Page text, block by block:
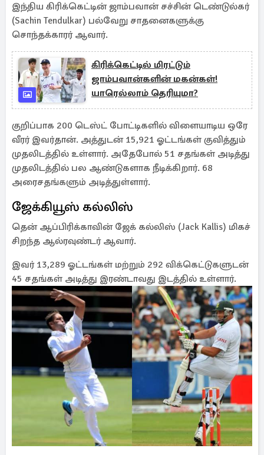
இந்திய கிரிக்கெட்டின் ஜாம்பவான் சச்சின் டெண்டுல்கர்
(Sachin Tendulkar) பல்வேறு சாதனைகளுக்கு
சொந்தக்காரர் ஆவார்.
கிரிக்கெட்டில் மிரட்டும்
ஜாம்பவான்களின் மகன்கள்!
யாரெல்லாம் தெரியுமா?
குறிப்பாக 200 டெஸ்ட் போட்டிகளில் விளையாடிய ஒரே
வீரர் இவர்தான். அத்துடன் 15,921 ஓட்டங்கள் குவித்தும்
முதலிடத்தில் உள்ளார். அதேபோல் 51 சதங்கள் அடித்து
முதலிடத்தில் பல ஆண்டுகளாக நீடிக்கிறார். 68
அரைசதங்களும் அடித்துள்ளார்.
ஜேக்கியூஸ் கல்லிஸ்
தென் ஆப்பிரிக்காவின் ஜேக் கல்லிஸ் (Jack Kallis) மிகச்
சிறந்த ஆல்ரவுண்டர் ஆவார்.
இவர் 13,289 ஓட்டங்கள் மற்றும் 292 விக்கெட்டுகளுடன்
45 சதங்கள் அடித்து இரண்டாவது இடத்தில் உள்ளார்.